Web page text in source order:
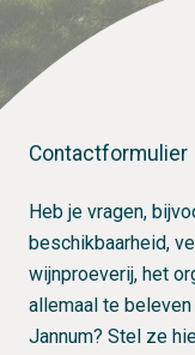
Contactformulier
Heb je vragen,
beschikbaarheid,
wijnproeverij, het
allemaal te
Jannum? Stel ze